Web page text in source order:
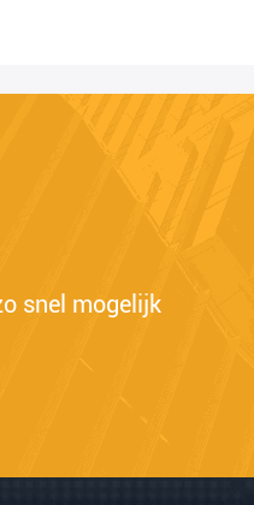
snel mogelijk